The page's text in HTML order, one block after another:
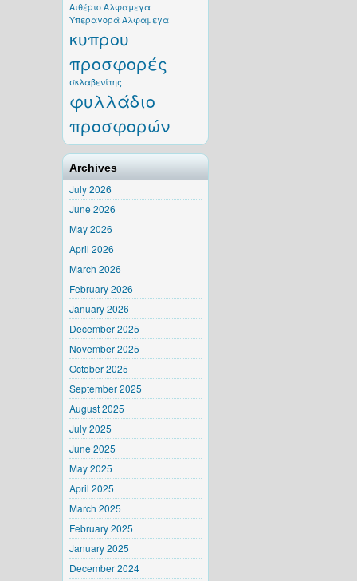
Αιθέριο Αλφαμεγα
Υπεραγορά Αλφαμεγα
κυπρου
προσφορές
σκλαβενίτης
φυλλάδιο
προσφορών
Archives
July 2026
June 2026
May 2026
April 2026
March 2026
February 2026
January 2026
December 2025
November 2025
October 2025
September 2025
August 2025
July 2025
June 2025
May 2025
April 2025
March 2025
February 2025
January 2025
December 2024